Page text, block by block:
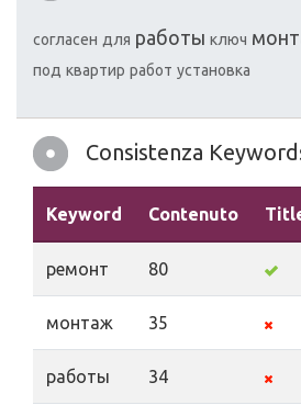
согласен для работы ключ
под квартир работ установка
Consistenza
Keyword Contenuto
ремонт 80
монтаж 35
работы 34